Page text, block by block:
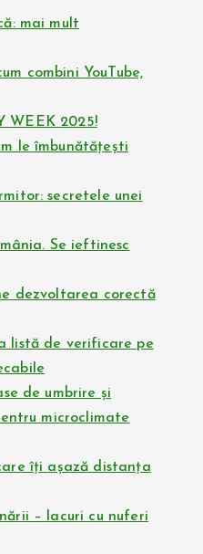
mai mult
combini YouTube,
WEEK 2025!
le îmbunătățești
secretele unei
Se ieftinesc
dezvoltarea corectă
listă de verificare pe
de umbrire și
microclimate
îți așază distanța
– lacuri cu nuferi